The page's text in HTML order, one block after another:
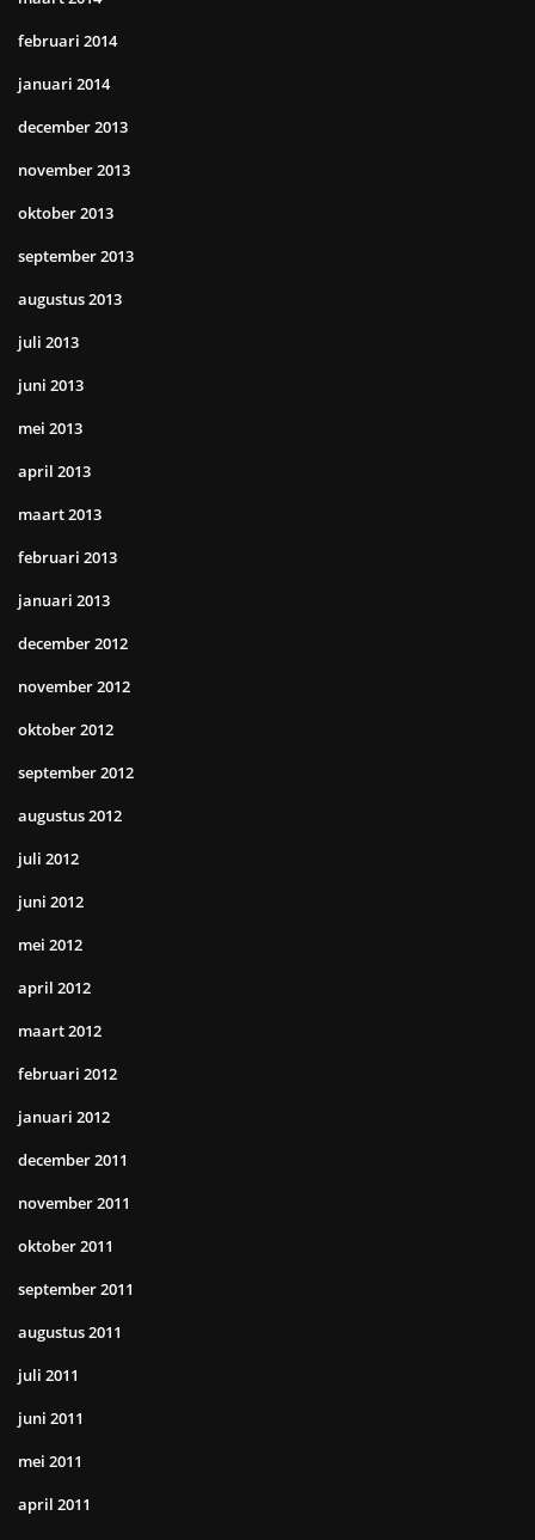
februari 2014
januari 2014
december 2013
november 2013
oktober 2013
september 2013
augustus 2013
juli 2013
juni 2013
mei 2013
april 2013
maart 2013
februari 2013
januari 2013
december 2012
november 2012
oktober 2012
september 2012
augustus 2012
juli 2012
juni 2012
mei 2012
april 2012
maart 2012
februari 2012
januari 2012
december 2011
november 2011
oktober 2011
september 2011
augustus 2011
juli 2011
juni 2011
mei 2011
april 2011